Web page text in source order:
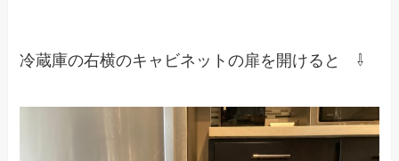
冷蔵庫の右横のキャビネットの扉を開けると ⇩